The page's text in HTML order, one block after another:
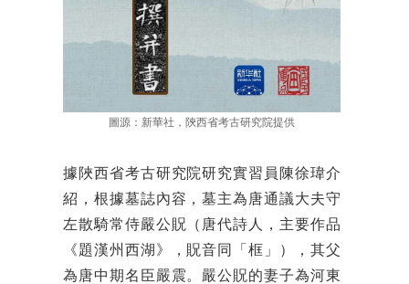
圖源：新華社，陝西省考古研究院提供
據陜西省考古研究院研究實習員陳徐瑋介
紹，根據墓誌內容，墓主為唐通議大夫守
左散騎常侍嚴公貺（唐代詩人，主要作品
《題漢州西湖》，貺音同「框」），其父
為唐中期名臣嚴震。嚴公貺的妻子為河東